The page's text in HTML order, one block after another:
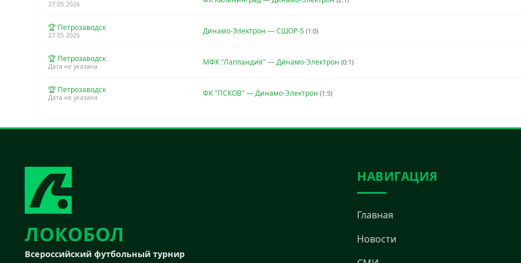
27.05.2026
🏆 Петрозаводск
27.05.2026 Динамо-Электрон — СШОР-5 (1:0)
🏆 Петрозаводск
Дата не указана МФК "Лапландия" — Динамо-Электрон (0:1)
🏆 Петрозаводск
Дата не указана ФК "ПСКОВ" — Динамо-Электрон (1:5)
ЛОКОБОЛ
Всероссийский футбольный турнир
НАВИГАЦИЯ
Главная
Новости